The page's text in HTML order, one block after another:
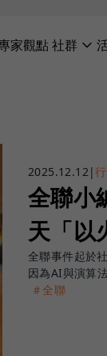
家觀點社群
2025.12.12|
全聯小
天「以
全聯事件起於
因為AI與演算
＃全聯